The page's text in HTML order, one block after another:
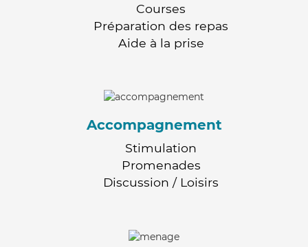
Courses
Préparation des repas
Aide à la prise
Accompagnement
Stimulation
Promenades
Discussion / Loisirs